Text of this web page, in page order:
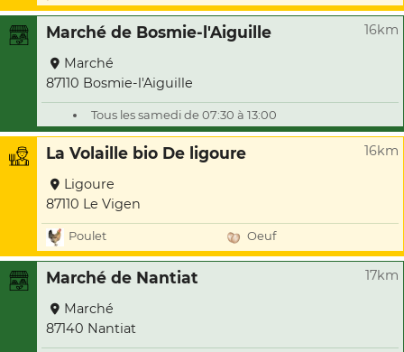
Marché de Bosmie-l'Aiguille 16km
Marché
87110 Bosmie-l'Aiguille
Tous les samedi de 07:30 à 13:00
La Volaille bio De ligoure 16km
Ligoure
87110 Le Vigen
Poulet Oeuf
Marché de Nantiat 17km
Marché
87140 Nantiat